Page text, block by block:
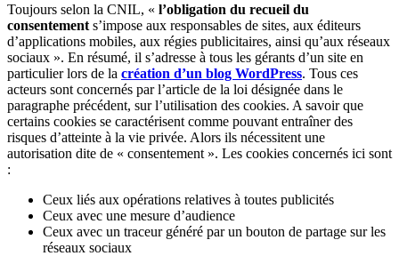
Toujours selon la CNIL, « l’obligation du recueil du
consentement s’impose aux responsables de sites, aux éditeurs
d’applications mobiles, aux régies publicitaires, ainsi qu’aux réseaux
sociaux ». En résumé, il s’adresse à tous les gérants d’un site en
particulier lors de la création d’un blog WordPress. Tous ces
acteurs sont concernés par l’article de la loi désignée dans le
paragraphe précédent, sur l’utilisation des cookies. A savoir que
certains cookies se caractérisent comme pouvant entraîner des
risques d’atteinte à la vie privée. Alors ils nécessitent une
autorisation dite de « consentement ». Les cookies concernés ici sont
:
Ceux liés aux opérations relatives à toutes publicités
Ceux avec une mesure d’audience
Ceux avec un traceur généré par un bouton de partage sur les
réseaux sociaux